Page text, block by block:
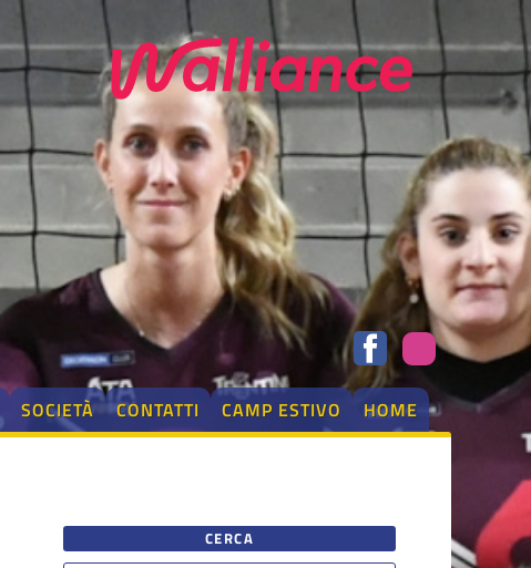
SOCIETÀ CONTATTI CAMP ESTIVO HOME
CERCA